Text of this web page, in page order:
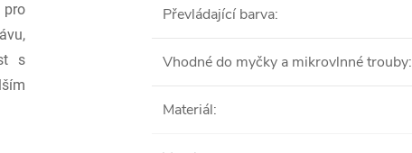
s
Převládající barva:
Vhodné do myčky a mikrovlnné trouby:
Materiál: